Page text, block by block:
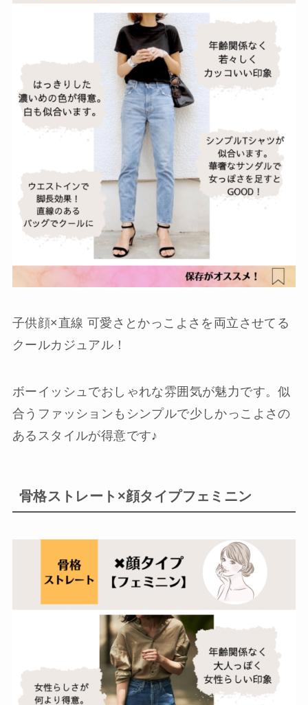
子供顔×直線 可愛さとかっこよさを両立させてる
クールカジュアル！
ボーイッシュでおしゃれな雰囲気が魅力です。似
合うファッションもシンプルで少しかっこよさの
あるスタイルが得意です♪
骨格ストレート×顔タイプフェミニン